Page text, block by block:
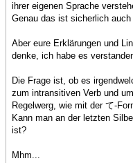
ihrer eigenen Sprache
Genau das ist sicherlich
Aber eure Erklärungen und
denke, ich habe es
Die Frage ist, ob es
zum intransitiven Verb und
Regelwerg, wie mit der て-
Kann man an der letzten
ist?
Mhm...